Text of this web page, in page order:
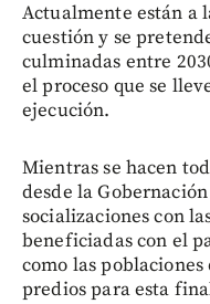
Actualmente están a
cuestión y se
culminadas entre
el proceso que se
ejecución.
Mientras se hacen
desde la
socializaciones con
beneficiadas con el
como las
predios para esta